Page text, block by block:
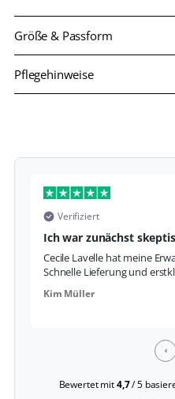
Größe & Passform
Pflegehinweise
Verifiziert
Ich war zunächst
Cecile Lavelle hat meine
Schnelle Lieferung und
Kim Müller
Bewertet mit4,7/ 5